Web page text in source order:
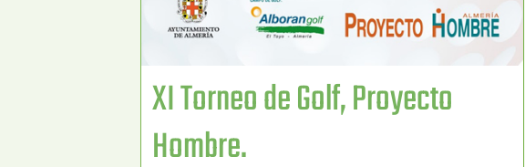
XI Torneo de Golf, Proyecto
Hombre.